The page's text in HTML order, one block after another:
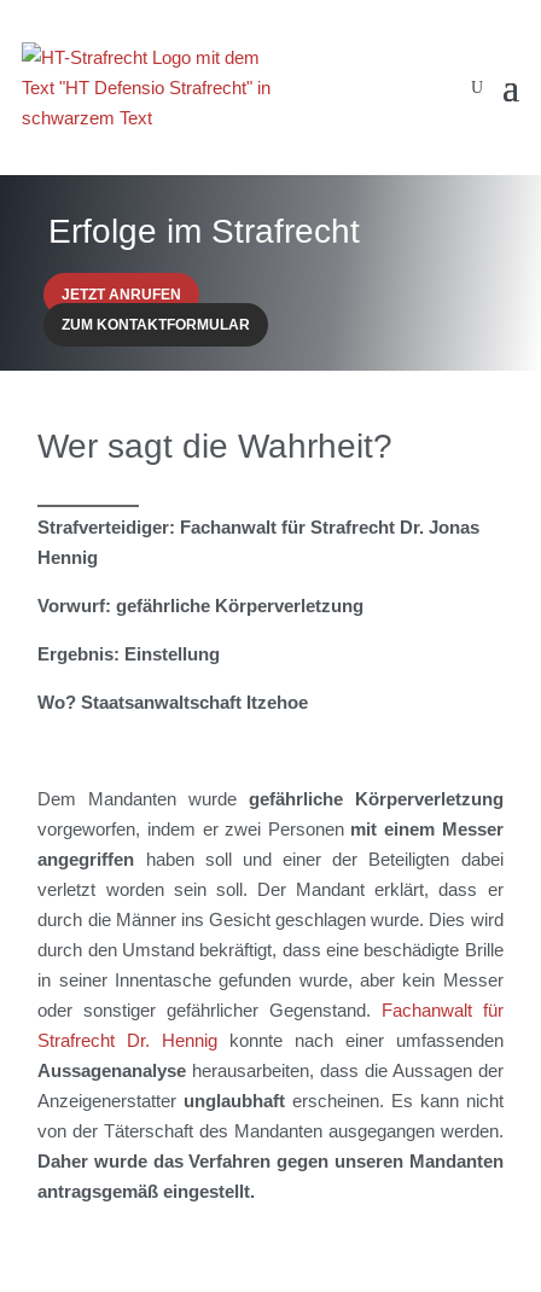
Erfolge im Strafrecht
JETZT ANRUFEN
ZUM KONTAKTFORMULAR
Wer sagt die Wahrheit?
Strafverteidiger: Fachanwalt für Strafrecht Dr. Jonas
Hennig
Vorwurf: gefährliche Körperverletzung
Ergebnis: Einstellung
Wo? Staatsanwaltschaft Itzehoe
Dem Mandanten wurde gefährliche Körperverletzung
vorgeworfen, indem er zwei Personen mit einem Messer
angegriffen haben soll undeiner der Beteiligten dabei
verletzt worden sein soll. Der Mandant erklärt, dass er
durch die Männer ins Gesicht geschlagenwurde. Dies wird
durch den Umstand bekräftigt, dass eine beschädigte Brille
in seiner Innentasche gefunden wurde, aber kein Messer
oder sonstiger gefährlicher Gegenstand. Fachanwalt für
Strafrecht Dr. Hennig konnte nach einer umfassenden
Aussagenanalyse herausarbeiten, dass die Aussagen der
Anzeigenerstatter unglaubhafterscheinen. Es kann nicht
von der Täterschaft des Mandanten ausgegangen werden.
Daher wurde das Verfahren gegen unseren Mandanten
antragsgemäß eingestellt.